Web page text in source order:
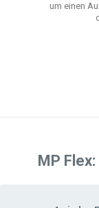
um einen
MP Flex: